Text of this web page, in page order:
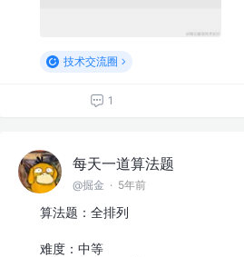
技术交流圈
1
每天一道算法题
@掘金 · 5年前
算法题：全排列
难度：中等